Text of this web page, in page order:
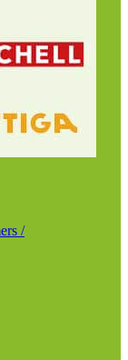
/